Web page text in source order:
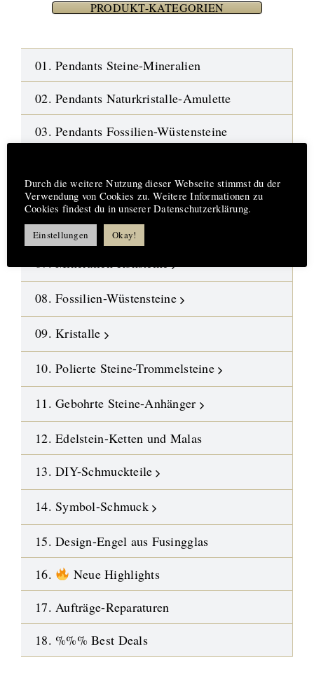
PRODUKT-KATEGORIEN
01. Pendants Steine-Mineralien
02. Pendants Naturkristalle-Amulette
03. Pendants Fossilien-Wüstensteine
05. Ketten-Bänder-Halsreifen
06. Edelstein-Ohrringe
07. Mineralien-Rohsteine
08. Fossilien-Wüstensteine
09. Kristalle
10. Polierte Steine-Trommelsteine
11. Gebohrte Steine-Anhänger
12. Edelstein-Ketten und Malas
13. DIY-Schmuckteile
14. Symbol-Schmuck
15. Design-Engel aus Fusingglas
16.
Neue Highlights
17. Aufträge-Reparaturen
18. %%% Best Deals
Durch die weitere Nutzung dieser Webseite stimmst du der
Verwendung von Cookies zu. Weitere Informationen zu
Cookies findest du in unserer Datenschutzerklärung.
Einstellungen Okay!